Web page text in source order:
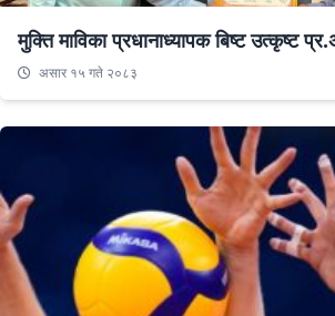
मुक्ति माविका प्रधानाध्यापक बिष्ट उत्कृष्ट
असार १५ गते २०८३